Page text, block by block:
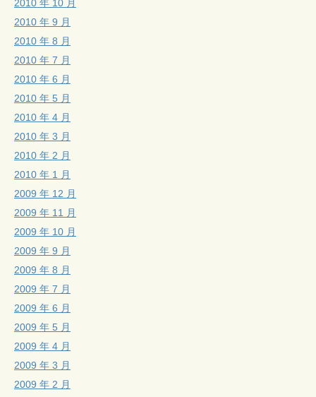
2010 年 10 月
2010 年 9 月
2010 年 8 月
2010 年 7 月
2010 年 6 月
2010 年 5 月
2010 年 4 月
2010 年 3 月
2010 年 2 月
2010 年 1 月
2009 年 12 月
2009 年 11 月
2009 年 10 月
2009 年 9 月
2009 年 8 月
2009 年 7 月
2009 年 6 月
2009 年 5 月
2009 年 4 月
2009 年 3 月
2009 年 2 月